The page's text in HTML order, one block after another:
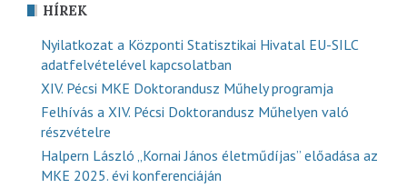
HÍREK
Nyilatkozat a Központi Statisztikai Hivatal EU-SILC
adatfelvételével kapcsolatban
XIV. Pécsi MKE Doktorandusz Műhely programja
Felhívás a XIV. Pécsi Doktorandusz Műhelyen való
részvételre
Halpern László „Kornai János életműdíjas” előadása az
MKE 2025. évi konferenciáján